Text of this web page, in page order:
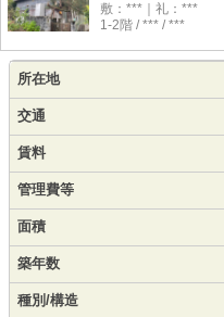
敷：***｜礼：***
1-2階 / *** / ***
所在地
交通
賃料
管理費等
面積
築年数
種別/構造